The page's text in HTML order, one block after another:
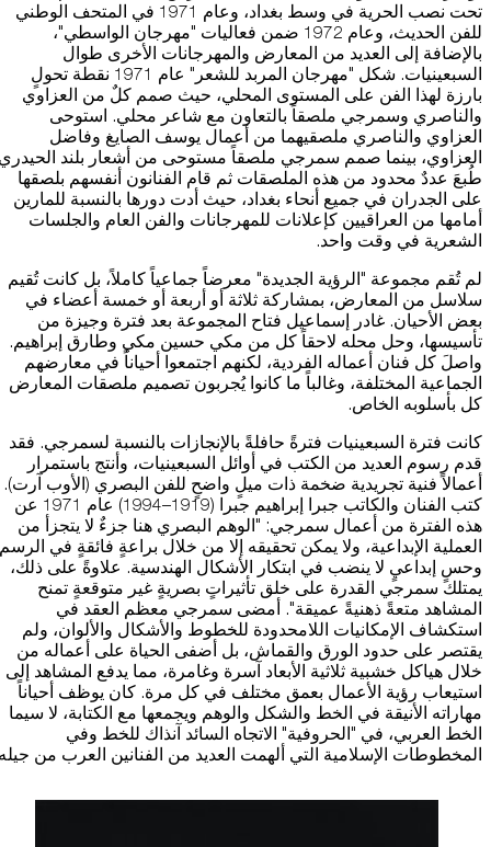
تحت نصب الحرية في وسط بغداد، وعام 1971 في المتحف الوطني
للفن الحديث، وعام 1972 ضمن فعاليات "مهرجان الواسطي"،
بالإضافة إلى العديد من المعارض والمهرجانات الأخرى طوال
السبعينيات. شكل "مهرجان المربد للشعر" عام 1971 نقطة تحولٍ
بارزة لهذا الفن على المستوى المحلي، حيث صمم كلٌ من العزاوي
والناصري وسمرجي ملصقاً بالتعاون مع شاعر محلي. استوحى
العزاوي والناصري ملصقيهما من أعمال يوسف الصايغ وفاضل
العزاوي، بينما صمم سمرجي ملصقاً مستوحى من أشعار بلند
طُبعَ عددٌ محدود من هذه الملصقات ثم قام الفنانون أنفسهم بلصقها
على الجدران في جميع أنحاء بغداد، حيث أدت دورها بالنسبة للمارين
أمامها من العراقيين كإعلانات للمهرجانات والفن العام والجلسات
الشعرية في وقت واحد.
لم تُقم مجموعة "الرؤية الجديدة" معرضاً جماعياً كاملاً، بل كانت تُقيم
سلاسل من المعارض، بمشاركة ثلاثة أو أربعة أو خمسة أعضاء في
بعض الأحيان. غادر إسماعيل فتاح المجموعة بعد فترة وجيزة من
تأسيسها، وحل محله لاحقاً كل من مكي حسين مكي وطارق إبراهيم.
واصلَ كل فنان أعماله الفردية، لكنهم اجتمعوا أحياناً في معارضهم
الجماعية المختلفة، وغالباً ما كانوا يُجربون تصميم ملصقات المعارض
كل بأسلوبه الخاص.
كانت فترة السبعينيات فترةً حافلةً بالإنجازات بالنسبة لسمرجي. فقد
قدم رسوم العديد من الكتب في أوائل السبعينيات، وأنتج باستمرار
أعمالاً فنية تجريدية ضخمة ذات ميلٍ واضحٍ للفن البصري (الأوب آرت).
كتب الفنان والكاتب جبرا إبراهيم جبرا (1919–1994) عام 1971 عن
هذه الفترة من أعمال سمرجي: "الوهم البصري هنا جزءٌ لا يتجزأ من
العملية الإبداعية، ولا يمكن تحقيقه إلا من خلال براعةٍ فائقةٍ في الرسم
وحسٍ إبداعيٍ لا ينضب في ابتكار الأشكال الهندسية. علاوةً على ذلك،
يمتلك سمرجي القدرة على خلق تأثيراتٍ بصريةٍ غير متوقعةٍ تمنح
المشاهد متعةً ذهنيةً عميقة". أمضى سمرجي معظم العقد في
استكشاف الإمكانيات اللامحدودة للخطوط والأشكال والألوان، ولم
يقتصر على حدود الورق والقماش، بل أضفى الحياة على أعماله من
خلال هياكل خشبية ثلاثية الأبعاد آسرة وغامرة، مما يدفع المشاهد إلى
استيعاب رؤية الأعمال بعمق مختلف في كل مرة. كان يوظف أحياناً
مهاراته الأنيقة في الخط والشكل والوهم ويجمعها مع الكتابة، لا سيما
الخط العربي، في "الحروفية" الاتجاه السائد آنذاك للخط وفي
المخطوطات الإسلامية التي ألهمت العديد من الفنانين العرب من